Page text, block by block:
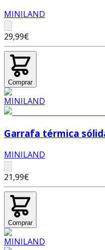
MINILAND
29,99€
Comprar
Garrafa térmica
MINILAND
21,99€
Comprar